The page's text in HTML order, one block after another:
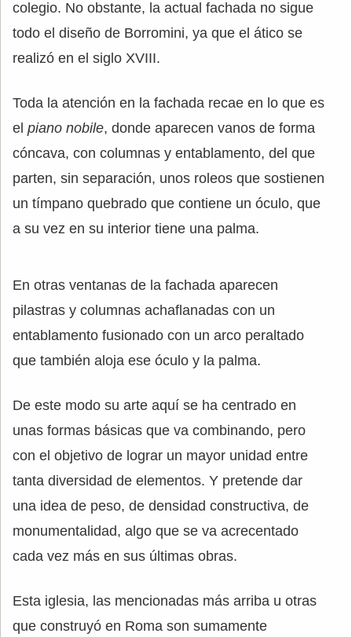
colegio. No obstante, la actual fachada no sigue
todo el diseño de Borromini, ya que el ático se
realizó en el siglo XVIII.
Toda la atención en la fachada recae en lo que es
el piano nobile, donde aparecen vanos de forma
cóncava, con columnas y entablamento, del que
parten, sin separación, unos roleos que sostienen
un tímpano quebrado que contiene un óculo, que
a su vez en su interior tiene una palma.
En otras ventanas de la fachada aparecen
pilastras y columnas achaflanadas con un
entablamento fusionado con un arco peraltado
que también aloja ese óculo y la palma.
De este modo su arte aquí se ha centrado en
unas formas básicas que va combinando, pero
con el objetivo de lograr un mayor unidad entre
tanta diversidad de elementos. Y pretende dar
una idea de peso, de densidad constructiva, de
monumentalidad, algo que se va acrecentado
cada vez más en sus últimas obras.
Esta iglesia, las mencionadas más arriba u otras
que construyó en Roma son sumamente